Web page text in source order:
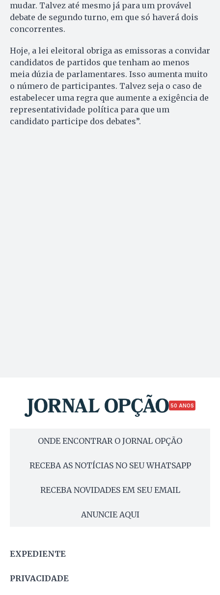
mudar. Talvez até mesmo já para um provável
debate de segundo turno, em que só haverá dois
concorrentes.
Hoje, a lei eleitoral obriga as emissoras a convidar
candidatos de partidos que tenham ao menos
meia dúzia de parlamentares. Isso aumenta muito
o número de participantes. Talvez seja o caso de
estabelecer uma regra que aumente a exigência de
representatividade política para que um
candidato participe dos debates”.
50 ANOS
ONDE ENCONTRAR O JORNAL OPÇÃO
RECEBA AS NOTÍCIAS NO SEU WHATSAPP
RECEBA NOVIDADES EM SEU EMAIL
ANUNCIE AQUI
EXPEDIENTE
PRIVACIDADE